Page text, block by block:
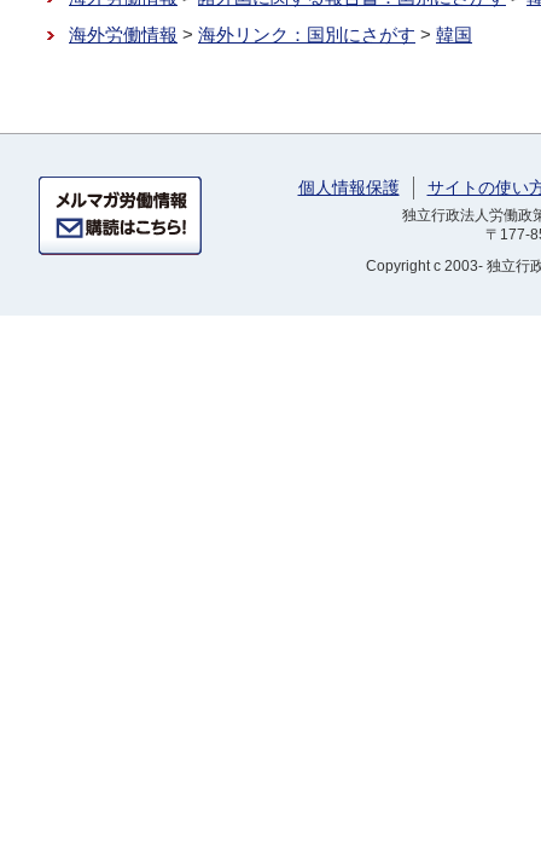
海外労働情報 > 海外リンク：国別にさがす > 韓国
個人情報保護 サイトの使い
独立行政法人労働
〒177-
Copyrightc 2003- 独立行